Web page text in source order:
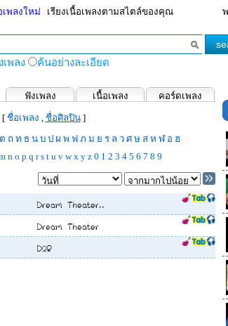
พลงใหม่
เรียงเนื้อเพลงตามสไตล์ของคุณ
เพลง ค้นอย่างละเอียด
ฟังเพลง เนื้อเพลง คอร์ดเพลง
[ ชื่อเพลง , ชื่อศิลปิน]
ต ถ ท ธ น บ ป ผ พ ฟ ภ ม ย ร ล ว ศ ษ ส ห ฬ อ ฮ
n o p q r s t u v w x y z 0 1 2 3 4 5 6 7 8 9
Dream Theater..
Dream Theater
D2B